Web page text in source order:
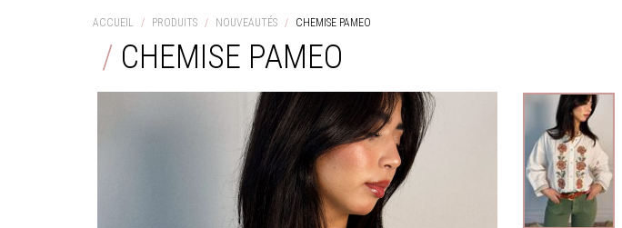
ACCUEIL PRODUITS NOUVEAUTÉS CHEMISE PAMEO
CHEMISE PAMEO